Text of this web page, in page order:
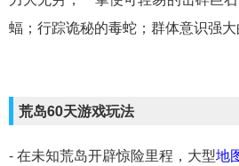
蝠；行踪诡秘的毒蛇；群体意识强
荒岛60天游戏玩法
- 在未知荒岛开辟惊险里程，大型地